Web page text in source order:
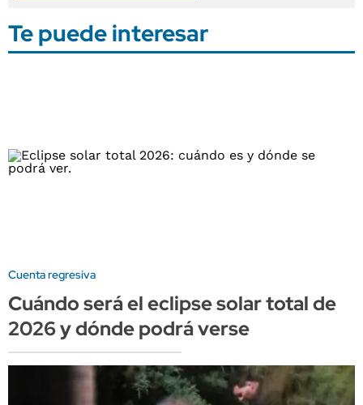
Te puede interesar
Cuenta regresiva
Cuándo será el eclipse solar total de
2026 y dónde podrá verse